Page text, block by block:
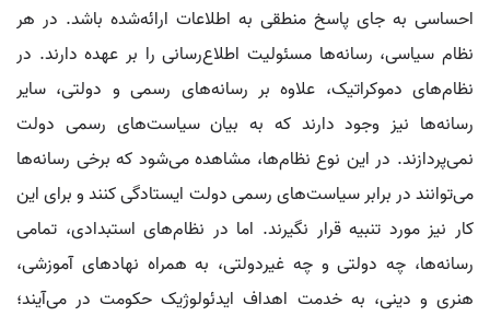
احساسی به جای پاسخ منطقی به اطلاعات ارائه‌شده باشد. در هر
نظام سیاسی، رسانه‌ها مسئولیت اطلاع‌رسانی را بر عهده دارند. در
نظام‌های دموکراتیک، علاوه بر رسانه‌های رسمی و دولتی، سایر
رسانه‌ها نیز وجود دارند که به بیان سیاست‌های رسمی دولت
نمی‌پردازند. در این نوع نظام‌ها، مشاهده می‌شود که برخی رسانه‌ها
می‌توانند در برابر سیاست‌های رسمی دولت ایستادگی کنند و برای این
کار نیز مورد تنبیه قرار نگیرند. اما در نظام‌های استبدادی، تمامی
رسانه‌ها، چه دولتی و چه غیردولتی، به همراه نهادهای آموزشی،
هنری و دینی، به خدمت اهداف ایدئولوژیک حکومت در می‌آیند؛